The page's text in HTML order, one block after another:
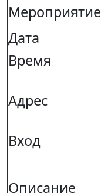
Мероприятие
Дата
Время
Адрес
Вход
Описание